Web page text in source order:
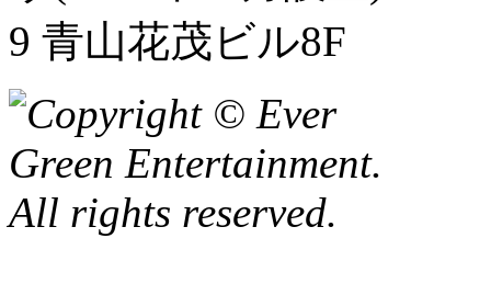
9 青山花茂ビル8F